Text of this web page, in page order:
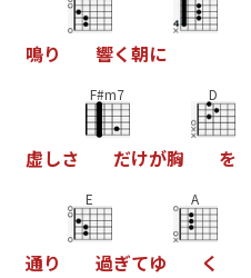
鳴り 響く朝に
虚しさ
F#m7
だけが胸
D
を
通り
E
過ぎてゆ
A
く